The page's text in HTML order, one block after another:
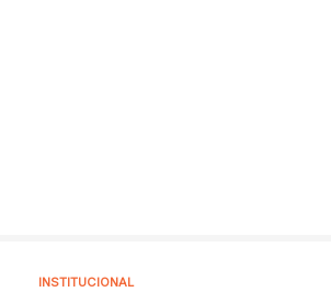
INSTITUCIONAL